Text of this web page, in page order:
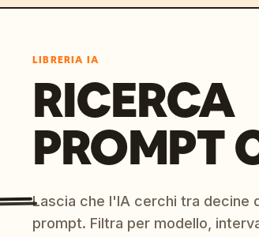
LIBRERIA IA
RICERCA
PROMPT
Lascia che l'IA cerchi tra decine
prompt. Filtra per modello,